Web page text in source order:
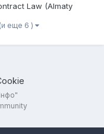
Law (Almaty
from al-
(и еще 6 )